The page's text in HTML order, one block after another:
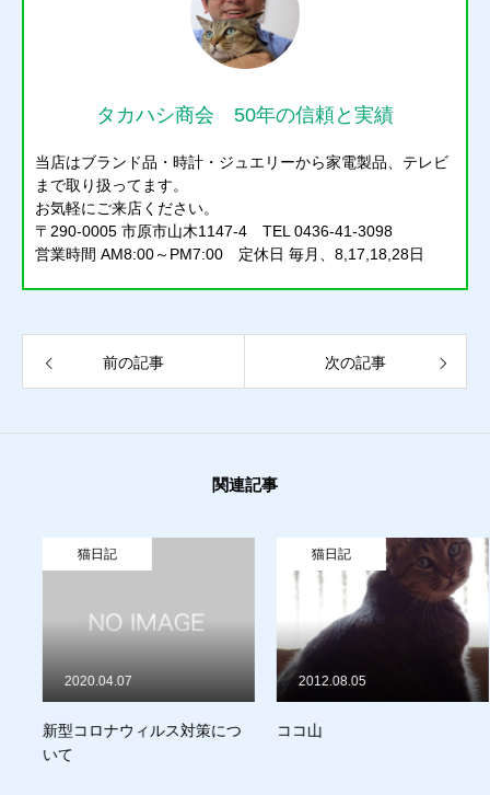
猫日記
質預かり 買取り 販売 お問合せ 猫日記
タカハシ商会 50年の信頼と実績
当店はブランド品・時計・ジュエリーから家電製品、テレビ
まで取り扱ってます。
お気軽にご来店ください。
〒290-0005 市原市山木1147-4 TEL 0436-41-3098
営業時間 AM8:00～PM7:00 定休日 毎月、8,17,18,28日
前の記事 次の記事
関連記事
猫日記
新型コロナウィルス対策につ
いて
2020.04.07
猫日記
ココ山
2012.08.05